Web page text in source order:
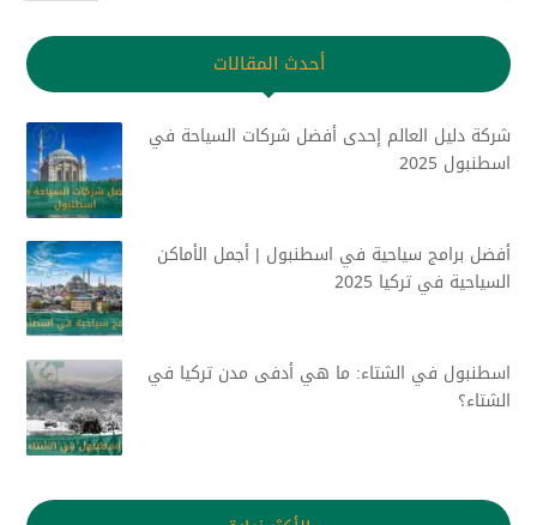
أحدث المقالات
شركة دليل العالم إحدى أفضل شركات السياحة في
اسطنبول 2025
أفضل برامج سياحية في اسطنبول | أجمل الأماكن
السياحية في تركيا 2025
اسطنبول في الشتاء: ما هي أدفى مدن تركيا في
الشتاء؟